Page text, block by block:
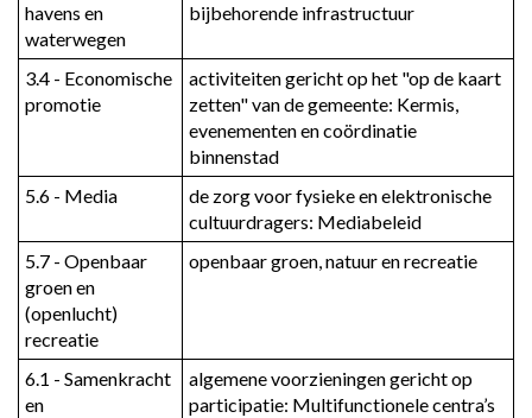
havens en
waterwegen
bijbehorende infrastructuur
3.4 - Economische
promotie
activiteiten gericht op het "op de kaart
zetten" van de gemeente: Kermis,
evenementen en coördinatie
binnenstad
5.6 - Media
de zorg voor fysieke en elektronische
cultuurdragers: Mediabeleid
5.7 - Openbaar
groen en
(openlucht)
recreatie
openbaar groen, natuur en recreatie
6.1 - Samenkracht
en
algemene voorzieningen gericht op
participatie: Multifunctionele centra’s